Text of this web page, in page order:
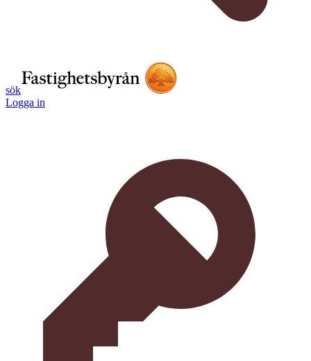
sök
Logga in